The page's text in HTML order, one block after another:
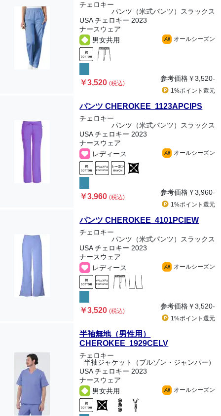
チェロキー
パンツ（米式パンツ）スラックス
USA チェロキー 2023
ナースウェア
男女共用
All オールシーズン
￥3,520(税込)
参考価格￥3,520-
1%ポイント 還元
パンツ CHEROKEE 1123APCIPS
チェロキー
パンツ（米式パンツ）スラックス
USA チェロキー 2023
ナースウェア
レディース
All オールシーズン
￥3,960(税込)
参考価格￥3,960-
1%ポイント 還元
パンツ CHEROKEE 4101PCIEW
チェロキー
パンツ（米式パンツ）スラックス
USA チェロキー 2023
ナースウェア
レディース
All オールシーズン
￥3,520(税込)
参考価格￥3,520-
1%ポイント 還元
半袖無地（男性用）
CHEROKEE 1929CELV
チェロキー
半袖ジャケット（ブルゾン・ジャンパー）
USA チェロキー 2023
ナースウェア
男女共用
All オールシーズン